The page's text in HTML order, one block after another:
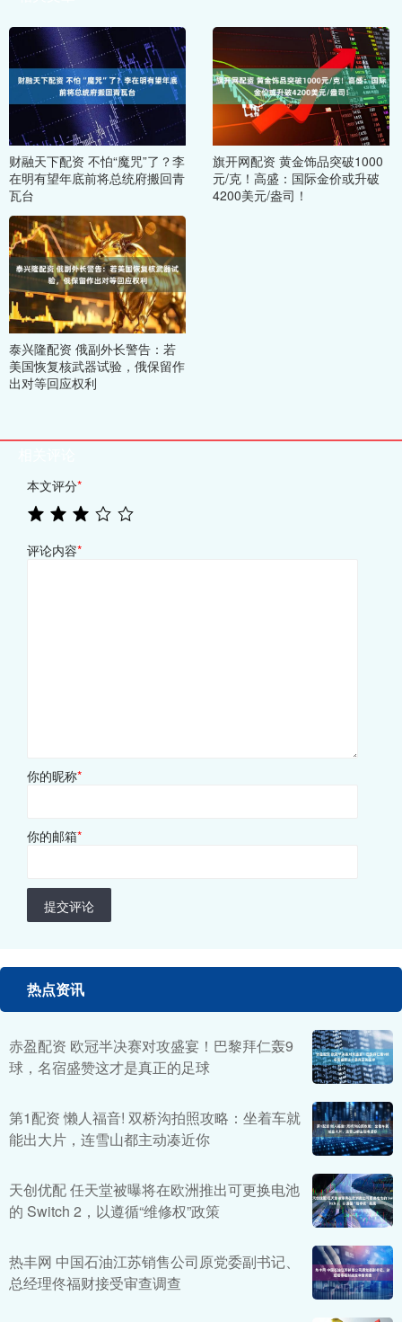
财融天下配资 不怕“魔咒”了？李
在明有望年底前将总统府搬回青
瓦台
旗开网配资 黄金饰品突破1000
元/克！高盛：国际金价或升破
4200美元/盎司！
泰兴隆配资 俄副外长警告：若
美国恢复核武器试验，俄保留作
出对等回应权利
本文评分*
评论内容*
你的昵称*
你的邮箱*
提交评论
热点资讯
赤盈配资 欧冠半决赛对攻盛宴！巴黎拜仁轰9
球，名宿盛赞这才是真正的足球
第1配资 懒人福音! 双桥沟拍照攻略：坐着车就
能出大片，连雪山都主动凑近你
天创优配 任天堂被曝将在欧洲推出可更换电池
的 Switch 2，以遵循“维修权”政策
热丰网 中国石油江苏销售公司原党委副书记、
总经理佟福财接受审查调查